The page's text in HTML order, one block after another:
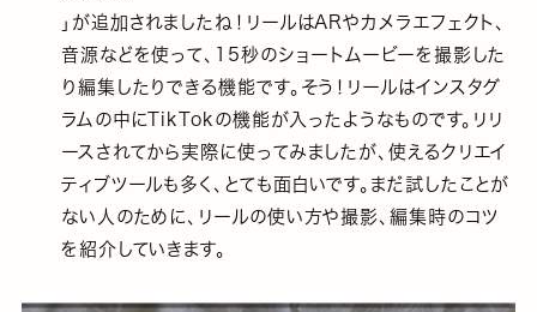
」が追加されましたね！リールはARやカメラエフェクト、
音源などを使って、15秒のショートムービーを撮影した
り編集したりできる機能です。そう！リールはインスタグ
ラムの中にTikTokの機能が入ったようなものです。リリ
ースされてから実際に使ってみましたが、使えるクリエイ
ティブツールも多く、とても面白いです。まだ試したことが
ない人のために、リールの使い方や撮影、編集時のコツ
を紹介していきます。